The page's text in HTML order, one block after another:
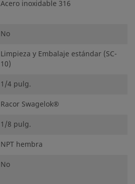
Acero inoxidable 316
No
Limpieza y Embalaje estándar (SC-
10)
1/4 pulg.
Racor Swagelok®
1/8 pulg.
NPT hembra
No